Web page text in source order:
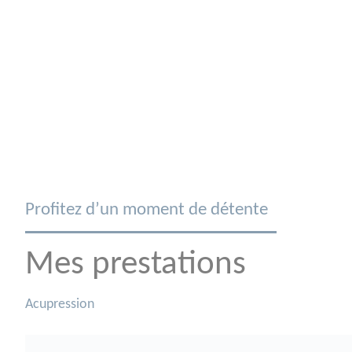
Profitez d’un moment de détente
Mes prestations
Acupression